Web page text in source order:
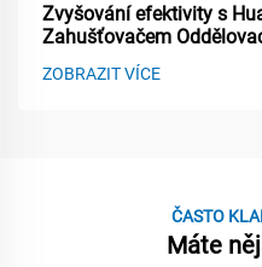
Zvyšování efektivity s
Zahušťovačem
ZOBRAZIT VÍCE
ČASTO
Máte